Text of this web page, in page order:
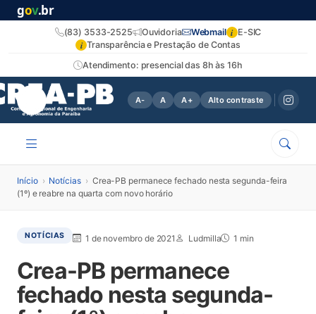
gov.br
Atendimento: presencial das 8h às 16h
(83) 3533-2525 Ouvidoria Webmail i E-SIC
i Transparência e Prestação de Contas
A- A A+ Alto contraste
Início › Notícias › Crea-PB permanece fechado nesta segunda-feira
(1º) e reabre na quarta com novo horário
NOTÍCIAS 1 de novembro de 2021 Ludmilla 1 min
Crea-PB permanece
fechado nesta segunda-